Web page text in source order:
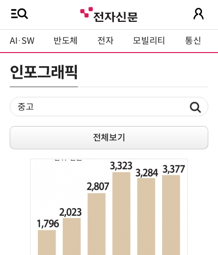
AI·SW 반도체 전자 모빌리티 통신
인포그래픽
전체보기